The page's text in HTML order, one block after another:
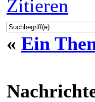
Zitieren
« Ein